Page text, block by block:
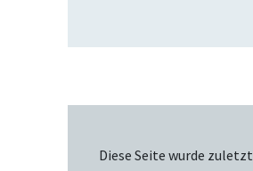
Diese Seite wurde